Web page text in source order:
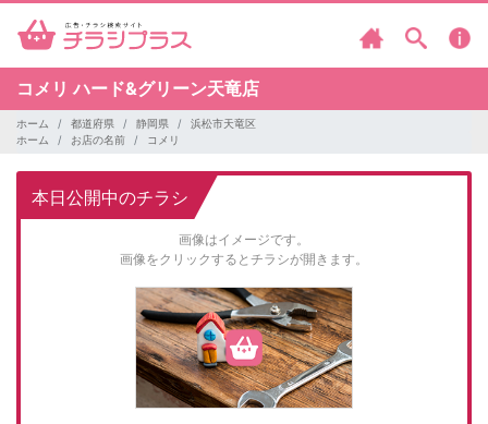
コメリハード&グリーン天竜店
ホーム 都道府県 静岡県
浜松市天竜区
ホーム
お店の名前 コメリ
本日公開中のチラシ
画像はイメージです。
画像をクリックするとチラシが開きます。